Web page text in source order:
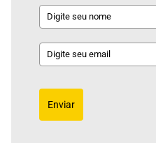
Enviar